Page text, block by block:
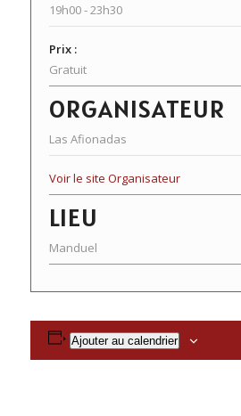
19h00 - 23h30
Prix :
Gratuit
ORGANISATEUR
Las Afionadas
Voir le site Organisateur
LIEU
Manduel
Ajouter au calendrier